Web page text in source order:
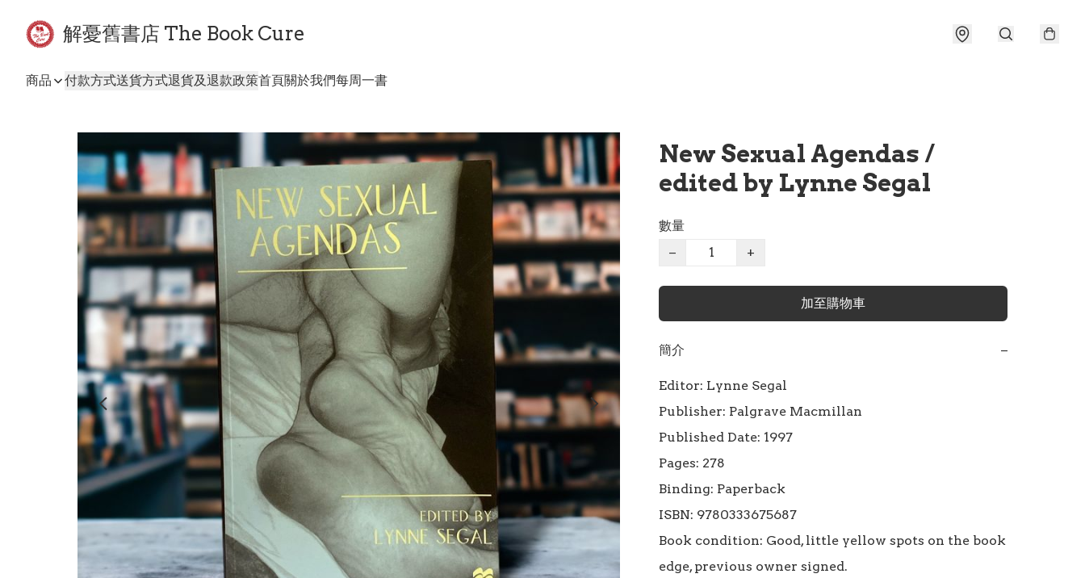
解憂舊書店 The Book Cure
商品 付款方式送貨方式退貨及退款政策首頁關於我們每周一書
New Sexual Agendas /
edited by Lynne Segal
數量
−
+
加至購物車
簡介 −
Editor: Lynne Segal
Publisher: Palgrave Macmillan
Published Date: 1997
Pages: 278
Binding: Paperback
ISBN: 9780333675687
Book condition: Good, little yellow spots on the book
edge, previous owner signed.